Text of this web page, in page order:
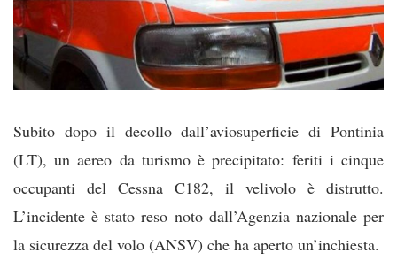
Subito dopo il decollo dall’aviosuperficie di Pontinia
(LT), un aereo da turismo è precipitato: feriti i cinque
occupanti del Cessna C182, il velivolo è distrutto.
L’incidente è stato reso noto dall’Agenzia nazionale per
la sicurezza del volo (ANSV) che ha aperto un’inchiesta.